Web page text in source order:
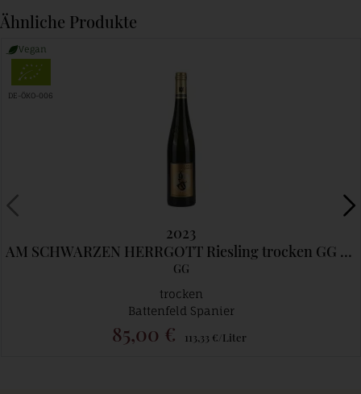
Ähnliche Produkte
2023
AM SCHWARZEN HERRGOTT Riesling trocken GG - Limitiert 3Fl./Kunde
GG
Vegan
DE-ÖKO-006
trocken
Battenfeld Spanier
85,00 € 113,33 €/Liter